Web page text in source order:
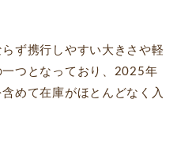
ず携行しやすい大きさや軽
つとなっており、2025年
めて在庫がほとんどなく入